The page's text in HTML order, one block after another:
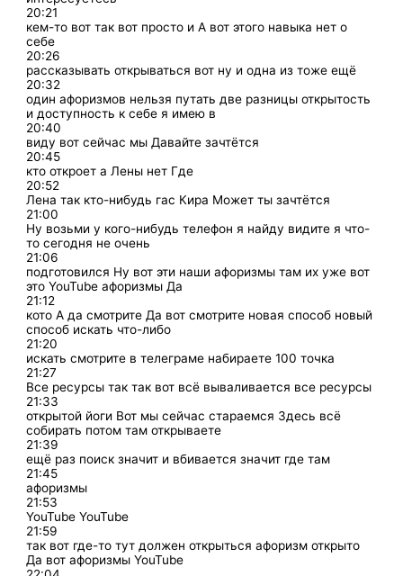
20:21
кем-то вот так вот просто и А вот этого навыка нет о
себе
20:26
рассказывать открываться вот ну и одна из тоже ещё
20:32
один афоризмов нельзя путать две разницы открытость
и доступность к себе я имею в
20:40
виду вот сейчас мы Давайте зачтётся
20:45
кто откроет а Лены нет Где
20:52
Лена так кто-нибудь гас Кира Может ты зачтётся
21:00
Ну возьми у кого-нибудь телефон я найду видите я что-
то сегодня не очень
21:06
подготовился Ну вот эти наши афоризмы там их уже вот
это YouTube афоризмы Да
21:12
кото А да смотрите Да вот смотрите новая способ новый
способ искать что-либо
21:20
искать смотрите в телеграме набираете 100 точка
21:27
Все ресурсы так так вот всё вываливается все ресурсы
21:33
открытой йоги Вот мы сейчас стараемся Здесь всё
собирать потом там открываете
21:39
ещё раз поиск значит и вбивается значит где там
21:45
афоризмы
21:53
YouTube YouTube
21:59
так вот где-то тут должен открыться афоризм открыто
Да вот афоризмы YouTube